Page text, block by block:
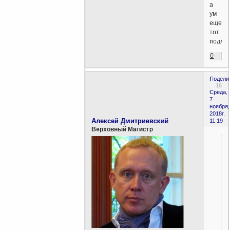
а
ум
еще
тот
0
16
Среда,
7
ноября,
2018г.
11:19
Алексей Дмитриевский
Верховный Магистр